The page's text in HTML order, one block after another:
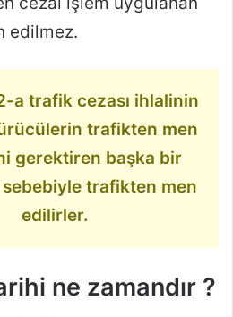
edilmez.
a trafik cezası ihlalinin
trafikten men
gerektiren başka bir
trafikten men
edilirler.
ne zamandır ?